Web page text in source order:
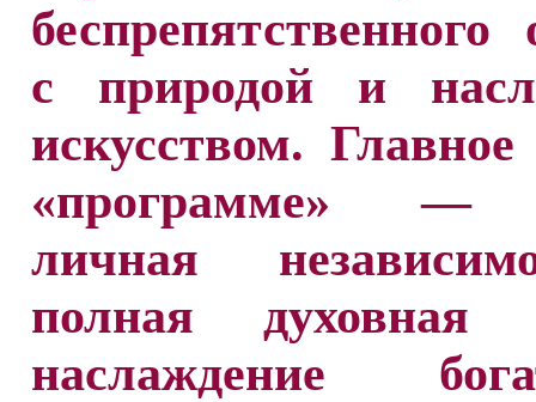
с природой и
искусством.
«программе» —
личная
полная духовная
наслаждение